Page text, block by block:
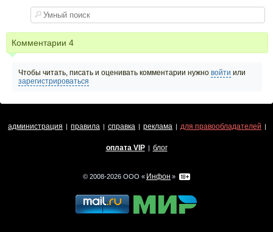
Комментарии 4
Чтобы читать, писать и оценивать комментарии нужно войти или
зарегистрироваться
администрация | правила | справка | реклама | для правообладателей |
оплата VIP | блог
© 2008-2026 ООО « Инфон »